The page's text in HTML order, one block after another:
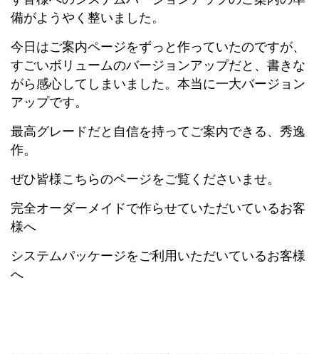
備がようやく整いました。
今日はご案内ページをずっと作っていたのですが、
すごいボリュームのバージョンアップだと、書きな
がら感心してしまいました。本当に一大バージョン
アップです。
最高グレードだと自信を持ってご案内できる、秀逸
作。
ぜひ皆様こちらのページをご覧くださいませ。
完全オーダーメイドで作らせていただいているお客
様へ
システムパッケージをご利用いただいているお客様
へ